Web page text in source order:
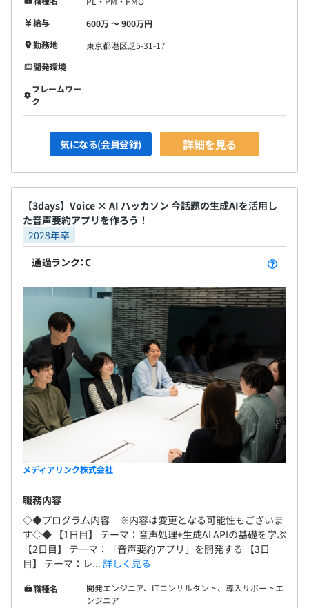
給与
600万 〜 900万円
勤務地
東京都港区芝5-31-17
開発環境
フレームワー
ク
気になる(会員登録) 詳細を見る
【3days】Voice × AI ハッカソン 今話題の生成AIを活用し
た音声要約アプリを作ろう！
2028年卒
通過ランク：C
メディアリンク株式会社
職務内容
◇◆プログラム内容 ※内容は変更となる可能性もございま
す◇◆ 【1日目】 テーマ：音声処理+生成AI APIの基礎を学ぶ
【2日目】 テーマ：「音声要約アプリ」を開発する 【3日
目】 テーマ：レ... 詳しく見る
職種名
開発エンジニア、ITコンサルタント、導入サポートエ
ンジニア